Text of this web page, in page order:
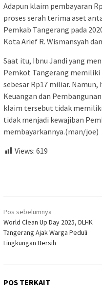
Adapun klaim pembayaran
proses serah terima aset
Pemkab Tangerang pada
Kota Arief R. Wismansyah
Saat itu, Ibnu Jandi yang
Pemkot Tangerang memiliki
sebesar Rp17 miliar. Namun,
Keuangan dan
klaim tersebut tidak
tidak menjadi kewajiban
membayarkannya.(man/joe)
Views: 619
Navigasi
pos
Pos sebelumnya
World Clean Up Day 2025, DLHK
Tangerang Ajak Warga Peduli
Lingkungan Bersih
POS TERKAIT